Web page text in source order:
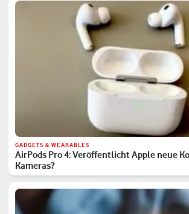
GADGETS & WEARABLES
AirPods Pro 4: Veröffentlicht Apple neue
Kameras?